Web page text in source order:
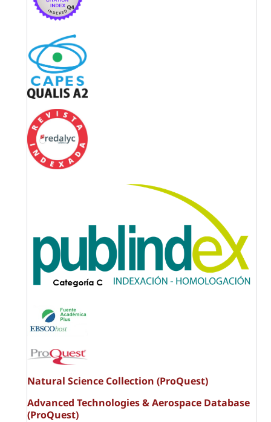
Natural Science Collection (ProQuest)
Advanced Technologies & Aerospace Database
(ProQuest)